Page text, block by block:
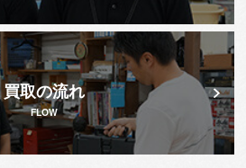
買取の流れ
FLOW